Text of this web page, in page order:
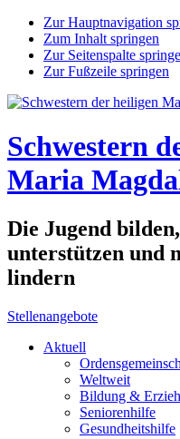
Zur Hauptnavigation
Zum Inhalt springen
Zur Seitenspalte
Zur Fußzeile springen
Schwestern
Maria
Die Jugend
unterstützen und
lindern
Stellenangebote
Aktuell
Weltweit
Bildung &
Seniorenhilfe
Gesundheitshilfe